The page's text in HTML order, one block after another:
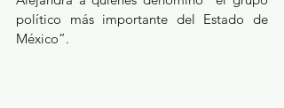
político más importante del Estado de
México”.